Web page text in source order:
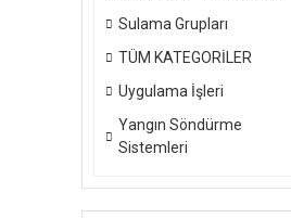
Sulama Grupları
TÜM KATEGORİLER
Uygulama İşleri
Yangın Söndürme
Sistemleri